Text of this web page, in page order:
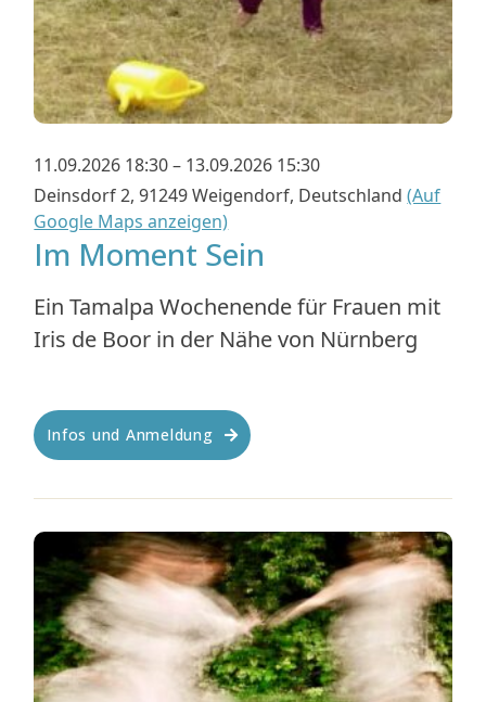
11.09.2026 18:30 – 13.09.2026 15:30
Deinsdorf 2, 91249 Weigendorf, Deutschland(Auf
Google Maps anzeigen)
Im Moment Sein
Ein Tamalpa Wochenende für Frauen mit
Iris de Boor in der Nähe von Nürnberg
Infos und Anmeldung